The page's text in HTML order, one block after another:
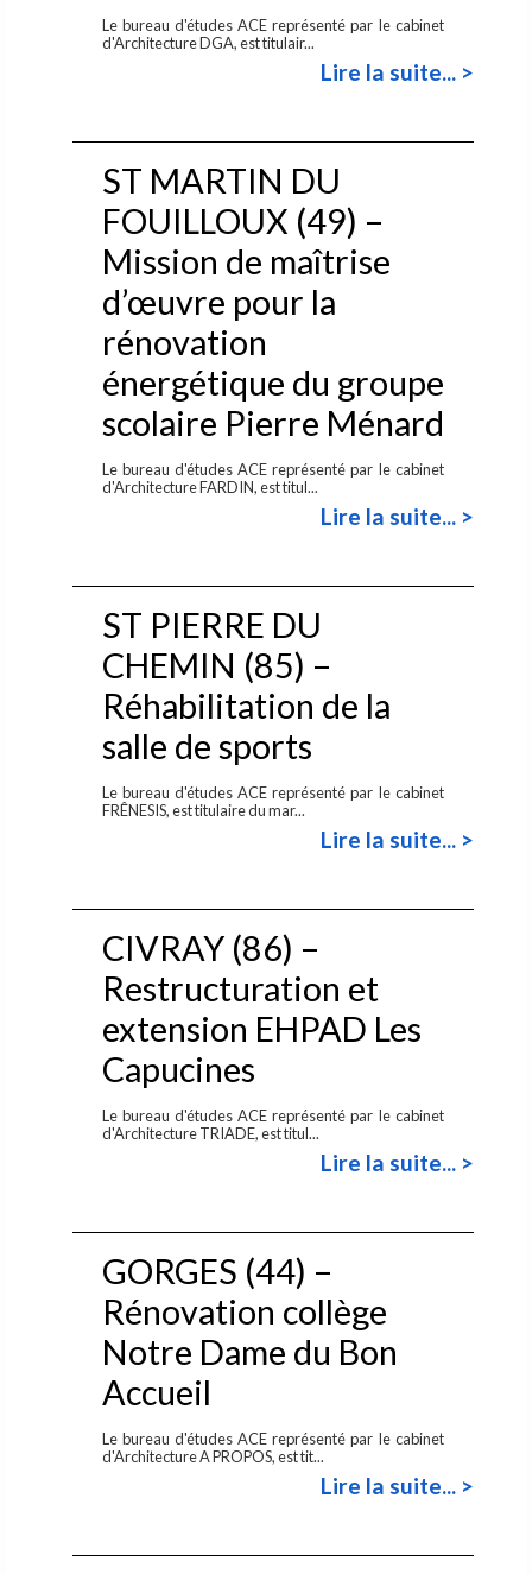
Le bureau d'études ACE représenté par le cabinet
d'Architecture DGA, est titulair...
Lire la suite... >
ST MARTIN DU
FOUILLOUX (49) –
Mission de maîtrise
d’œuvre pour la
rénovation
énergétique du groupe
scolaire Pierre Ménard
Le bureau d'études ACE représenté par le cabinet
d'Architecture FARDIN, est titul...
Lire la suite... >
ST PIERRE DU
CHEMIN (85) –
Réhabilitation de la
salle de sports
Le bureau d'études ACE représenté par le cabinet
FRÊNESIS, est titulaire du mar...
Lire la suite... >
CIVRAY (86) –
Restructuration et
extension EHPAD Les
Capucines
Le bureau d'études ACE représenté par le cabinet
d'Architecture TRIADE, est titul...
Lire la suite... >
GORGES (44) –
Rénovation collège
Notre Dame du Bon
Accueil
Le bureau d'études ACE représenté par le cabinet
d'Architecture A PROPOS, est tit...
Lire la suite... >